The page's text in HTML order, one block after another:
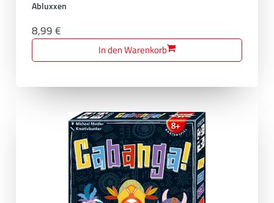
Abluxxen
8,99 €
In den Warenkorb